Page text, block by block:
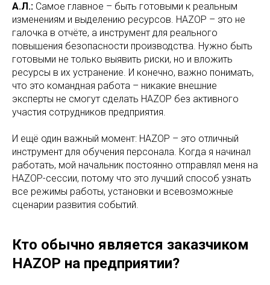
А.Л.: Самое главное – быть готовыми к реальным
изменениям и выделению ресурсов. HAZOP – это не
галочка в отчёте, а инструмент для реального
повышения безопасности производства. Нужно быть
готовыми не только выявить риски, но и вложить
ресурсы в их устранение. И конечно, важно понимать,
что это командная работа – никакие внешние
эксперты не смогут сделать HAZOP без активного
участия сотрудников предприятия.
И ещё один важный момент: HAZOP – это отличный
инструмент для обучения персонала. Когда я начинал
работать, мой начальник постоянно отправлял меня на
HAZOP-сессии, потому что это лучший способ узнать
все режимы работы, установки и всевозможные
сценарии развития событий.
Кто обычно является заказчиком
HAZOP на предприятии?